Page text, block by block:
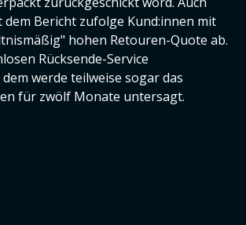
dem Bericht zufolge Kund:innen mit
hohen Retouren-Quote ab.
Rücksende-Service
werde teilweise sogar das
für zwölf Monate untersagt.